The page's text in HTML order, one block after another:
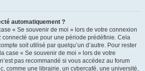
automatiquement ?
« Se souvenir de moi » lors de votre connexion
connecté que pour une période prédéfinie. Cela
soit utilisé par quelqu’un d’autre. Pour rester
case « Se souvenir de moi » lors de votre
pas recommandé si vous accédez au forum
comme une librairie, un cybercafé, une université,